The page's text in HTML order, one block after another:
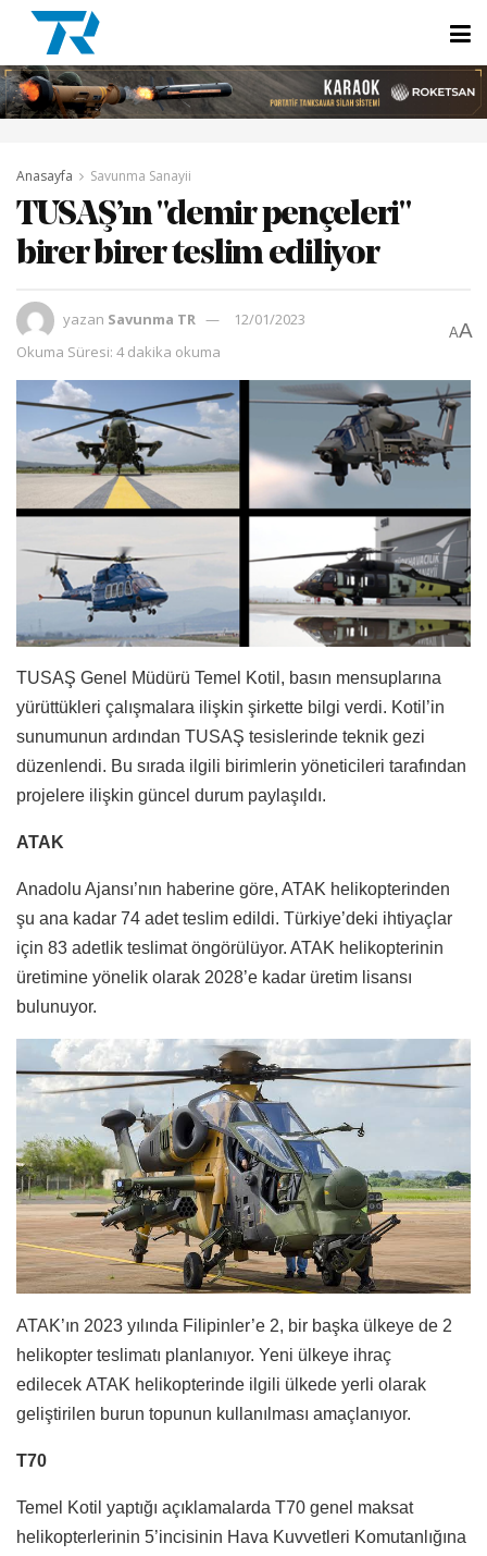
Anasayfa Savunma Sanayii
TUSAŞ’ın "demir pençeleri"
birer birer teslim ediliyor
yazan Savunma TR
12/01/2023
Okuma Süresi: 4 dakika okuma
AA
TUSAŞ Genel Müdürü Temel Kotil, basın mensuplarına
yürüttükleri çalışmalara ilişkin şirkette bilgi verdi. Kotil’in
sunumunun ardından TUSAŞ tesislerinde teknik gezi
düzenlendi. Bu sırada ilgili birimlerin yöneticileri tarafından
projelere ilişkin güncel durum paylaşıldı.
ATAK
Anadolu Ajansı’nın haberine göre, ATAK helikopterinden
şu ana kadar 74 adet teslim edildi. Türkiye’deki ihtiyaçlar
için 83 adetlik teslimat öngörülüyor. ATAK helikopterinin
üretimine yönelik olarak 2028’e kadar üretim lisansı
bulunuyor.
ATAK’ın 2023 yılında Filipinler’e 2, bir başka ülkeye de 2
helikopter teslimatı planlanıyor. Yeni ülkeye ihraç
edilecek ATAK helikopterinde ilgili ülkede yerli olarak
geliştirilen burun topunun kullanılması amaçlanıyor.
T70
Temel Kotil yaptığı açıklamalarda T70 genel maksat
helikopterlerinin 5’incisinin Hava Kuvvetleri Komutanlığına